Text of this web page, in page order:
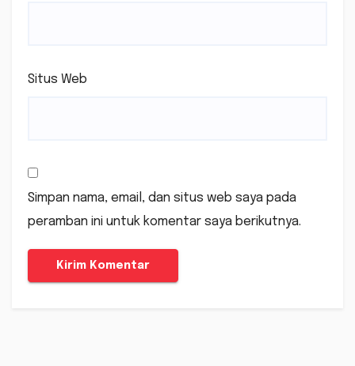
Situs Web
Simpan nama, email, dan situs web saya pada
peramban ini untuk komentar saya berikutnya.